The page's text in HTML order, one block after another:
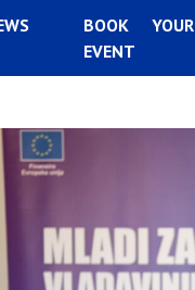
BOOK YOUR
EVENT